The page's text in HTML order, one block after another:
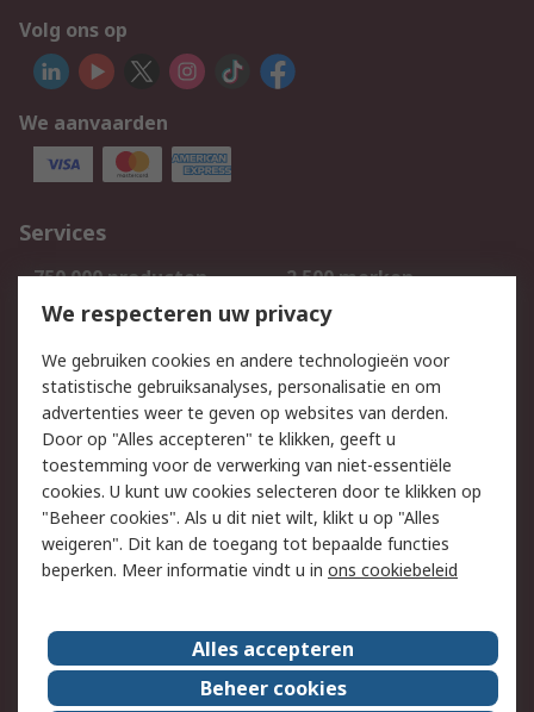
Volg ons op
We aanvaarden
Services
750.000 producten
2.500 merken
Bestellen
Inkoopoplossingen
Track & Trace
Wettelijk
Cookiebeleid
Email veiligheid
Privacybeleid
Websitevoorwaarden
Algemene
verkoopvoorwaarden
Over RS
RS Group
Over ons
We respecteren uw privacy
We gebruiken cookies en andere technologieën voor
statistische gebruiksanalyses, personalisatie en om
advertenties weer te geven op websites van derden.
Door op "Alles accepteren" te klikken, geeft u
toestemming voor de verwerking van niet-essentiële
cookies. U kunt uw cookies selecteren door te klikken op
"Beheer cookies". Als u dit niet wilt, klikt u op "Alles
weigeren". Dit kan de toegang tot bepaalde functies
beperken. Meer informatie vindt u in ons cookiebeleid
Alles accepteren
Beheer cookies